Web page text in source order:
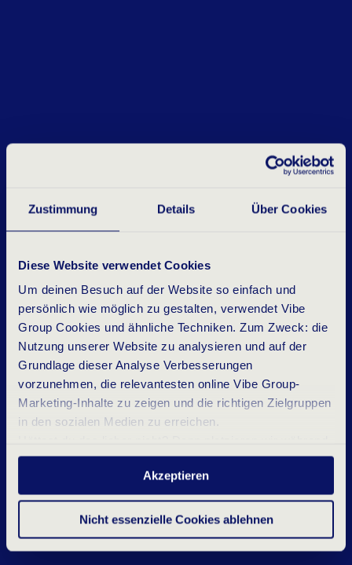
Zustimmung Details Über Cookies
Diese Website verwendet Cookies
Um deinen Besuch auf der Website so einfach und
persönlich wie möglich zu gestalten, verwendet Vibe
Group Cookies und ähnliche Techniken. Zum Zweck: die
Nutzung unserer Website zu analysieren und auf der
Grundlage dieser Analyse Verbesserungen
vorzunehmen, die relevantesten online Vibe Group-
Marketing-Inhalte zu zeigen und die richtigen Zielgruppen
in den sozialen Medien zu erreichen.
deines Besuchs nur wesentliche und statistische
Cookies. Möchtest du mehr wissen? Klicke oben auf
„Details“ oder lies unserDatenschutzerklärung.
Akzeptieren
Nicht essenzielle Cookies ablehnen